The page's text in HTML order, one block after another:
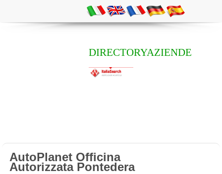
DIRECTORYAZIENDE
AutoPlanet Officina
Autorizzata Pontedera